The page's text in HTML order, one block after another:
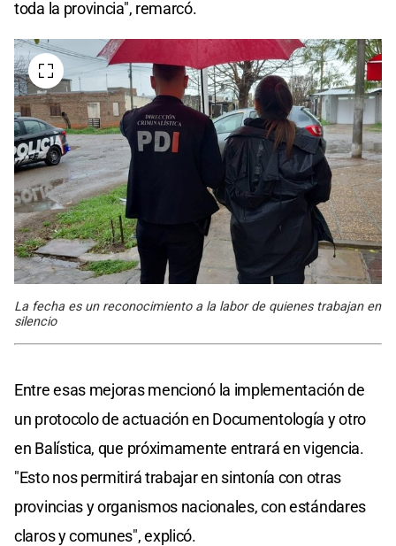
toda la provincia", remarcó.
La fecha es un reconocimiento a la labor de quienes trabajan en
silencio
Entre esas mejoras mencionó la implementación de
un protocolo de actuación en Documentología y otro
en Balística, que próximamente entrará en vigencia.
"Esto nos permitirá trabajar en sintonía con otras
provincias y organismos nacionales, con estándares
claros y comunes", explicó.